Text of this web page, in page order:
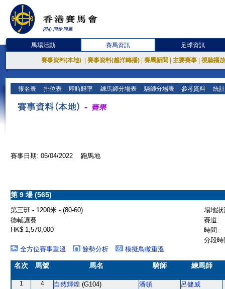
馬場活動 賽馬資訊 足球資訊
賽事資料(本地) 賽事資料(越洋轉播) 賽馬新聞 主要賽事 視聽播
報名表 排位表 即時賠率 練馬師分場表 騎師分場表 參考資料 統
賽事日期: 06/04/2022 跑馬地
第 9 場 (565)
第三班 - 1200米 - (80-60)
場地
德輔讓賽
賽道 :
HK$ 1,570,000
時間 :
分段
全方位賽事重溫
餘勢分析 模擬鳥瞰重溫
名次 馬號 馬名 騎師 練馬師
1 4 自然輝煌 (G104) 潘頓 呂健威